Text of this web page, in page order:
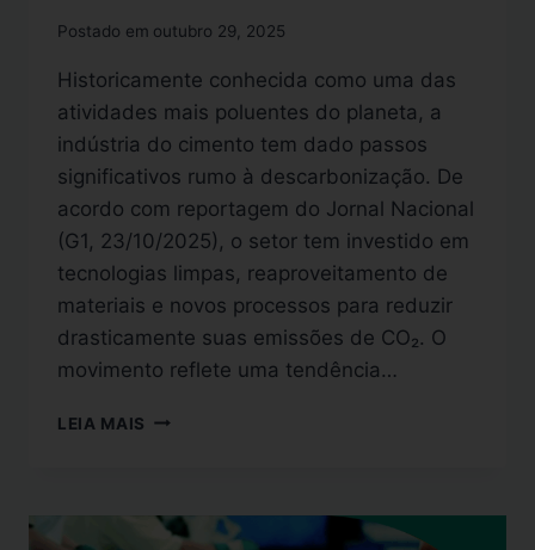
Postado em outubro 29, 2025
Historicamente conhecida como uma das
atividades mais poluentes do planeta, a
indústria do cimento tem dado passos
significativos rumo à descarbonização. De
acordo com reportagem do Jornal Nacional
(G1, 23/10/2025), o setor tem investido em
tecnologias limpas, reaproveitamento de
materiais e novos processos para reduzir
drasticamente suas emissões de CO₂. O
movimento reflete uma tendência…
LEIA MAIS